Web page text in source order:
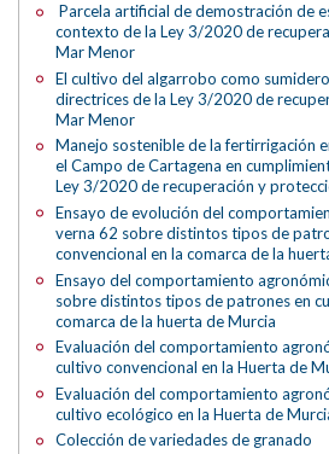
Parcela artificial de demostración de
contexto de la Ley 3/2020 de
Mar Menor
El cultivo del algarrobo como
directrices de la Ley 3/2020 de
Mar Menor
Manejo sostenible de la fertirrigación
el Campo de Cartagena en
Ley 3/2020 de recuperación y
Ensayo de evolución del
verna 62 sobre distintos tipos de
convencional en la comarca de la
Ensayo del comportamiento
sobre distintos tipos de patrones en
comarca de la huerta de Murcia
Evaluación del comportamiento
cultivo convencional en la Huerta de
Evaluación del comportamiento
cultivo ecológico en la Huerta de
Colección de variedades de granado